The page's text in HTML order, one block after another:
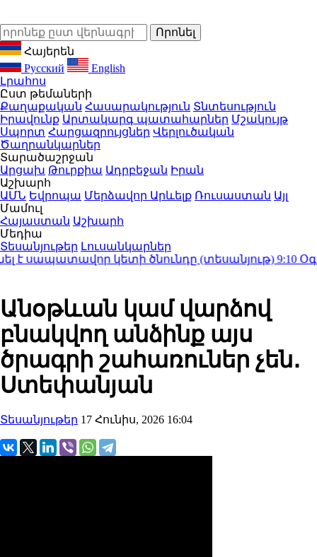
Հայերեն
Русский
English
Լրահոս
Ըստ թեմաների
Քաղաքական Հասարակություն Տնտեսություն
Իրավունք Արտակարգ պատահարներ Մշակույթ
Սպորտ Հարցազրույցներ Վերլուծական
Ծաղրանկարներ
Տարածաշրջան
Արցախ Թուրքիա Ադրբեջան Իրան
Աշխարհ
ԱՄՆ Եվրոպա Մերձավոր Արևելք Ռուսաստան Այլ
Մամուլ
Հայաստան Աշխարհ
Մեդիա
Տեսանյութեր Լուսանկարներ
կետի ծնունդը (տեսանյութ)9:10
Անօթևան կամ վարձով
բնակվող անձինք այս
ծրագրի շահառուներ չեն․
Ստեփանյան
Տեսանյութեր 17 Հունիս, 2026 16:04